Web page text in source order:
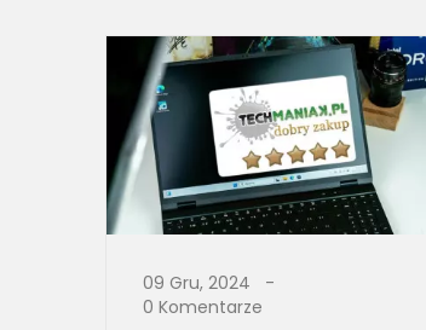
09 Gru, 2024
0 Komentarze